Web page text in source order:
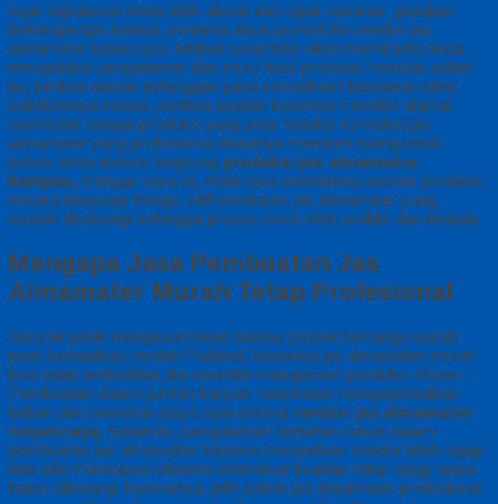
Agar keputusan Anda lebih akurat dan tepat sasaran, gunakan
beberapa tips berikut, pertama, tinjau portofolio vendor jas
almamater terpercaya Melihat portofolio akan membantu Anda
mengetahui pengalaman dan mutu hasil produksi mereka, selain
itu, periksa ulasan pelanggan guna memahami kepuasan klien
sebelumnya Kedua, periksa apakah konveksi memiliki alamat
resmi dan tenaga produksi yang jelas Vendor konveksi jas
almamater yang profesional biasanya memberi ruang untuk
survei serta diskusi langsung produksi jas almamater
kampus, Dengan cara ini, Anda bisa memeriksa proses produksi
secara langsung Ketiga, pilih produsen jas almamater yang
mudah dihubungi sehingga proses revisi lebih praktis dan terarah
Mengapa Jasa Pembuatan Jas
Almamater Murah Tetap Profesional
Banyak pihak mengasumsikan bahwa produk berharga murah
pasti berkualitas rendah Padahal, konveksi jas almamater murah
bisa tetap berkualitas jika memiliki manajemen produksi efisien.
Pembuatan dalam jumlah banyak membantu mengoptimalkan
bahan dan menekan biaya operasional vendor jas almamater
terpercaya, Selain itu, pengalaman bertahun-tahun dalam
pembuatan jas almamater kampus menjadikan vendor lebih sigap
dan teliti Penerapan efisiensi membuat kualitas tetap tinggi tanpa
harus dikurangi Karenanya, pilih pabrik jas almamater profesional